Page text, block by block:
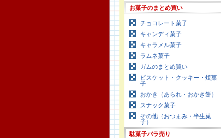
お菓子のまとめ買い
チョコレート菓子
キャンディ菓子
キャラメル菓子
ラムネ菓子
ガムのまとめ買い
ビスケット・クッキー・焼菓
子
おかき（あられ・おかき餅）
スナック菓子
その他（おつまみ・半生菓
子）
駄菓子バラ売り